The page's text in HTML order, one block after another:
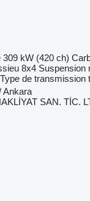
309 kW (420 ch)
8x4 Suspension
Type de transmission
Ankara
SAN. TİC.